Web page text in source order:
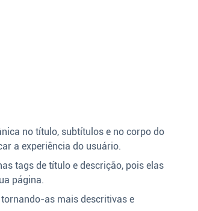
no título, subtítulos e no corpo do
a experiência do usuário.
tags de título e descrição, pois elas
página.
as mais descritivas e